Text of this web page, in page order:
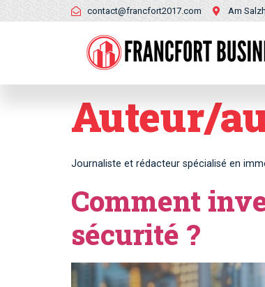
contact@francfort2017.com Am
Auteur/
Journaliste et rédacteur spécialisé en
Comment
sécurité ?